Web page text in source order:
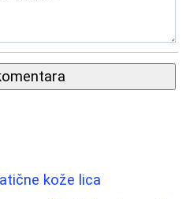
kože lica